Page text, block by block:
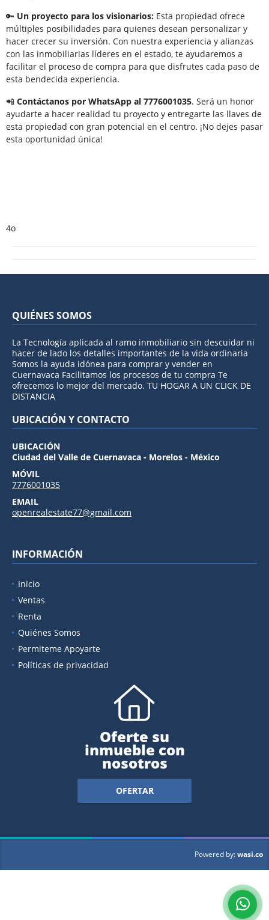
🔑 Un proyecto para los visionarios: Esta propiedad ofrece
múltiples posibilidades para quienes desean personalizar y
hacer crecer su inversión. Con nuestra experiencia y alianzas
con las inmobiliarias líderes en el estado, te ayudaremos a
facilitar el proceso de compra para que disfrutes cada paso de
esta bendecida experiencia.
📲 Contáctanos por WhatsApp al 7776001035. Será un honor
ayudarte a hacer realidad tu proyecto y entregarte las llaves de
esta propiedad con gran potencial en el centro. ¡No dejes pasar
esta oportunidad única!
4o
QUIÉNES SOMOS
La Tecnología aplicada al ramo inmobiliario sin descuidar ni
hacer de lado los detalles importantes de la vida ordinaria
Somos la ayuda idónea para comprar y vender en
Cuernavaca Facilitamos los procesos de tu compra Te
ofrecemos lo mejor del mercado. TU HOGAR A UN CLICK DE
DISTANCIA
UBICACIÓN Y CONTACTO
UBICACIÓN
Ciudad del Valle de Cuernavaca - Morelos - México
MÓVIL
7776001035
EMAIL
openrealestate77@gmail.com
INFORMACIÓN
Inicio
Ventas
Renta
Quiénes Somos
Permiteme Apoyarte
Políticas de privacidad
Oferte su
inmueble con
nosotros
OFERTAR
Powered by:wasi.co